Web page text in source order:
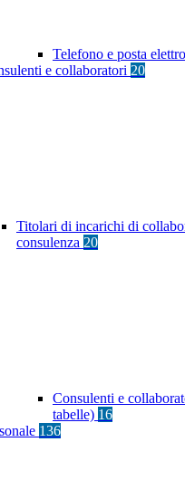
Telefono e posta
e collaboratori 20
Titolari di incarichi di
consulenza 20
Consulenti e
tabelle) 16
136